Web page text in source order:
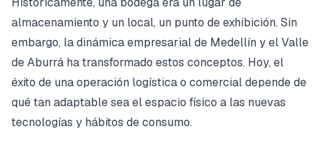
almacenamiento y un local, un punto de exhibición. Sin
embargo, la dinámica empresarial de Medellín y el Valle
de Aburrá ha transformado estos conceptos. Hoy, el
éxito de una operación logística o comercial depende de
qué tan adaptable sea el espacio físico a las nuevas
tecnologías y hábitos de consumo.